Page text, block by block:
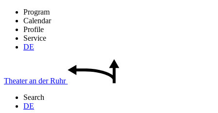
Program
Calendar
Profile
Service
DE
Theateran derRuhr
Search
DE